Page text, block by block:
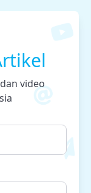
video